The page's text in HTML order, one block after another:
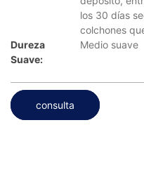
los 30 días
colchones
Dureza
Suave:
Medio suave
consulta